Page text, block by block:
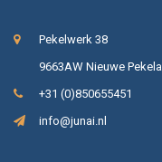
Pekelwerk 38
9663AW Nieuwe Pekela
+31 (0)850655451
info@junai.nl